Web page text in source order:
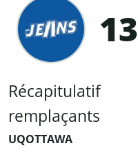
13
Récapitulatif
remplaçants
UQOTTAWA